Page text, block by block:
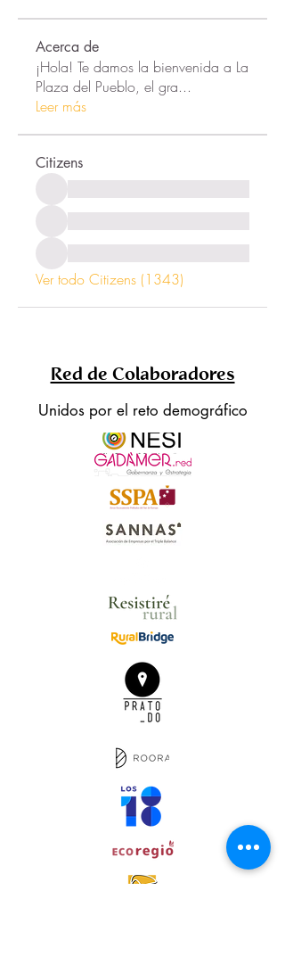
Acerca de
¡Hola! Te damos la bienvenida a La
Plaza del Pueblo, el gra...
Leer más
Citizens
Ver todo Citizens (1343)
Red de Colaboradores
Unidos por el reto demográfico